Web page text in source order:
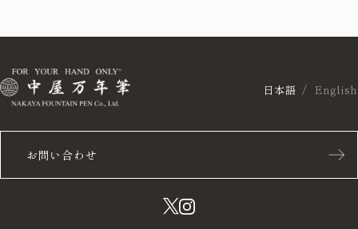
お問い合わせ
日本語 English